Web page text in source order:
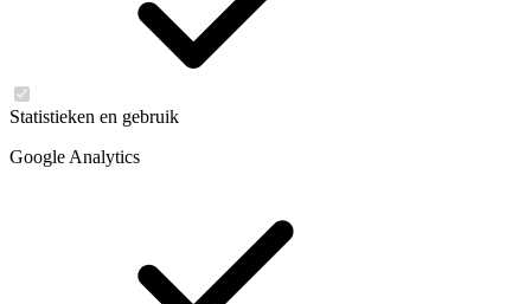
Statistieken en gebruik
Google Analytics